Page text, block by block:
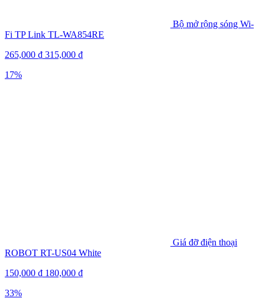
Bộ mở rộng sóng Wi-
Fi TP Link TL-WA854RE
265,000 ₫ 315,000 ₫
17%
Giá đỡ điện thoại
ROBOT RT-US04 White
150,000 ₫ 180,000 ₫
33%